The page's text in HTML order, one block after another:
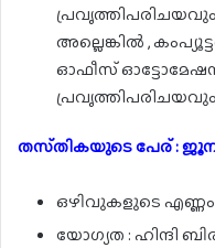
അല്ലെങ്കിൽ ,
ഓഫീസ്
തസ്‌തികയുടെ പേര് :
ഒഴിവുകളുടെ എണ്ണം
യോഗ്യത : ഹിന്ദി